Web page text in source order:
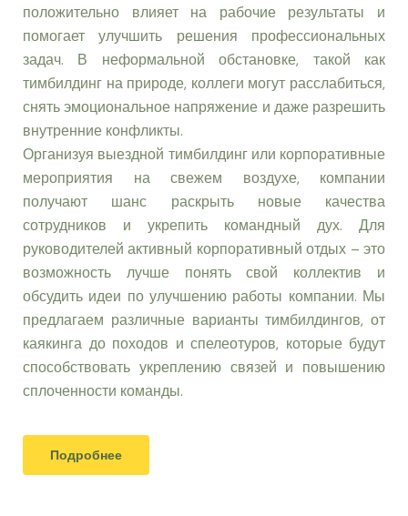
положительно влияет на рабочие результаты и
помогает улучшить решения профессиональных
задач. В неформальной обстановке, такой как
тимбилдинг на природе, коллеги могут расслабиться,
снять эмоциональное напряжение и даже разрешить
внутренние конфликты.
Организуя выездной тимбилдинг или корпоративные
мероприятия на свежем воздухе, компании
получают шанс раскрыть новые качества
сотрудников и укрепить командный дух. Для
руководителей активный корпоративный отдых – это
возможность лучше понять свой коллектив и
обсудить идеи по улучшению работы компании. Мы
предлагаем различные варианты тимбилдингов, от
каякинга до походов и спелеотуров, которые будут
способствовать укреплению связей и повышению
сплоченности команды.
Подробнее